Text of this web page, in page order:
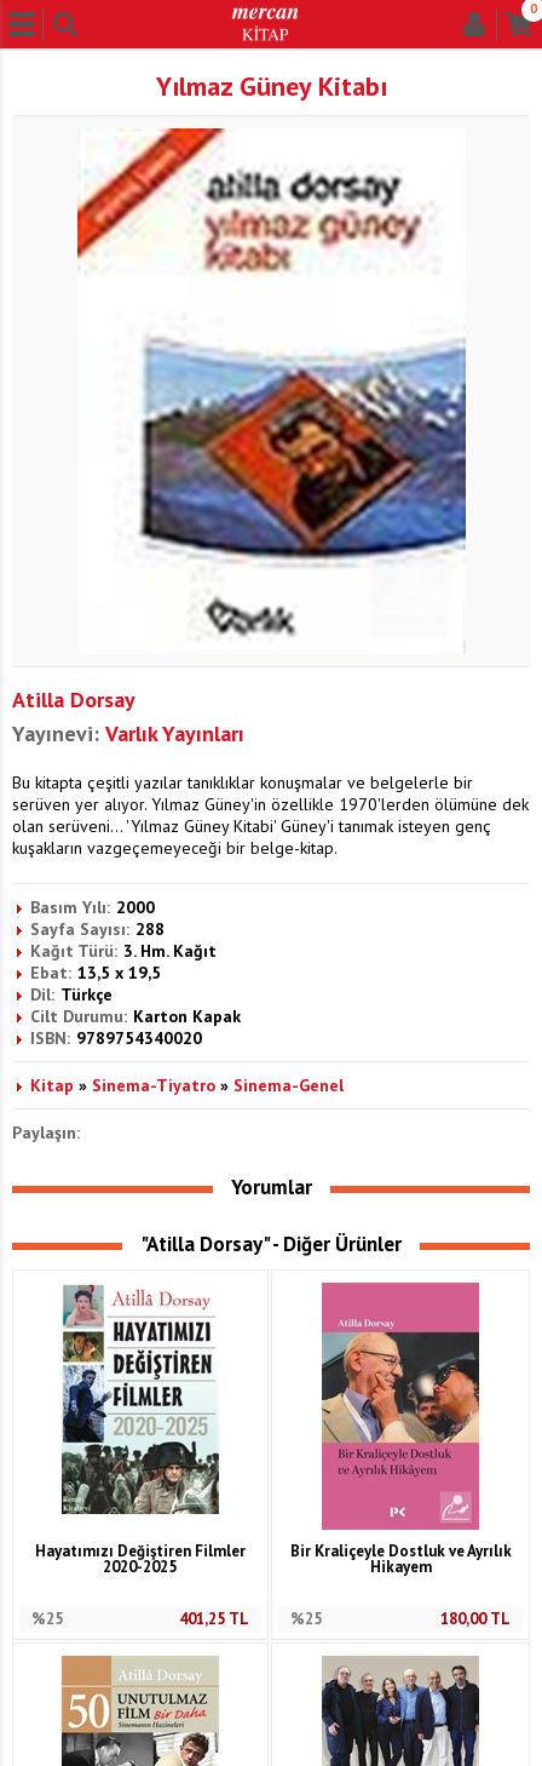
0
Yılmaz Güney Kitabı
Atilla Dorsay
Yayınevi: Varlık Yayınları
Bu kitapta çeşitli yazılar tanıklıklar konuşmalar ve belgelerle bir
serüven yer alıyor. Yılmaz Güney'in özellikle 1970'lerden ölümüne dek
olan serüveni... 'Yılmaz Güney Kitabi' Güney'i tanımak isteyen genç
kuşakların vazgeçemeyeceği bir belge-kitap.
Basım Yılı: 2000
Sayfa Sayısı: 288
Kağıt Türü: 3. Hm. Kağıt
Ebat: 13,5 x 19,5
Dil: Türkçe
Cilt Durumu: Karton Kapak
ISBN: 9789754340020
Kitap » Sinema-Tiyatro » Sinema-Genel
Paylaşın:
Yorumlar
"Atilla Dorsay" - Diğer Ürünler
Hayatımızı Değiştiren Filmler
2020-2025
%25 401,25TL
Bir Kraliçeyle Dostluk ve Ayrılık
Hikayem
%25 180,00TL